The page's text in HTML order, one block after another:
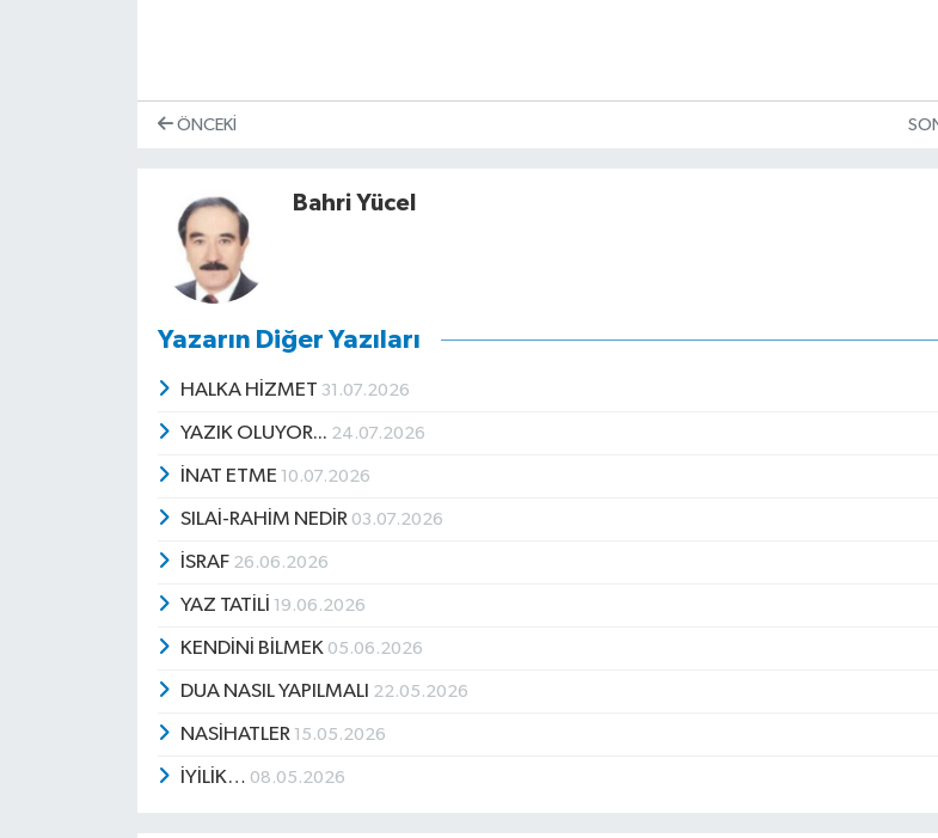
ÖNCEKI
Bahri Yücel
Yazarın Diğer Yazıları
HALKA HİZMET 31.07.2026
YAZIK OLUYOR... 24.07.2026
İNAT ETME 10.07.2026
SILAİ-RAHİM NEDİR 03.07.2026
İSRAF 26.06.2026
YAZ TATİLİ 19.06.2026
KENDİNİ BİLMEK 05.06.2026
DUA NASIL YAPILMALI 22.05.2026
NASİHATLER 15.05.2026
İYİLİK… 08.05.2026